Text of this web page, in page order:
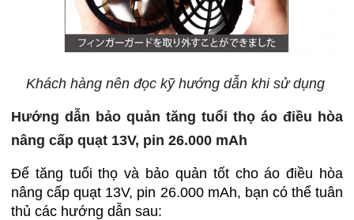
Khách hàng nên đọc kỹ hướng dẫn khi sử dụng
Hướng dẫn bảo quản tăng tuổi thọ áo điều hòa
nâng cấp quạt 13V, pin 26.000 mAh
Để tăng tuổi thọ và bảo quản tốt cho áo điều hòa
nâng cấp quạt 13V, pin 26.000 mAh, bạn có thể tuân
thủ các hướng dẫn sau: